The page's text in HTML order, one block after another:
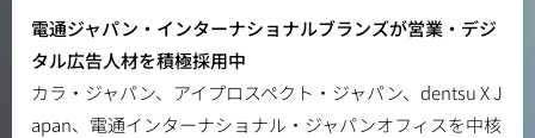
電通ジャパン・インターナショナルブランズが営業・デジ
タル広告人材を積極採用中
カラ・ジャパン、アイプロスペクト・ジャパン、dentsu X J
apan、電通インターナショナル・ジャパンオフィスを中核